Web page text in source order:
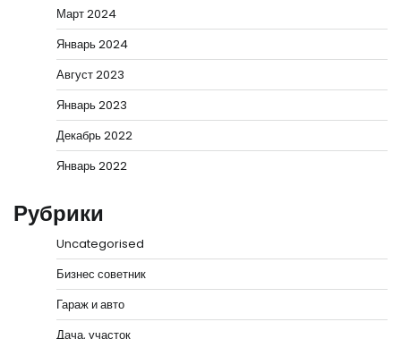
Март 2024
Январь 2024
Август 2023
Январь 2023
Декабрь 2022
Январь 2022
Рубрики
Uncategorised
Бизнес советник
Гараж и авто
Дача, участок